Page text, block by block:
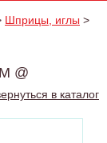
Шприцы, иглы >
@
в каталог